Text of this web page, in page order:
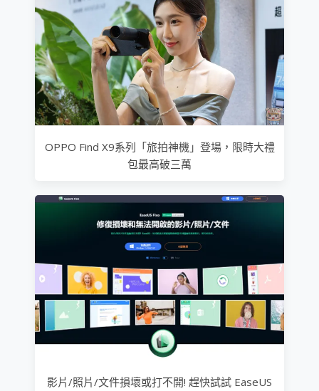
OPPO Find X9系列「旅拍神機」登場，限時大禮
包最高破三萬
影片/照片/文件損壞或打不開! 趕快試試 EaseUS